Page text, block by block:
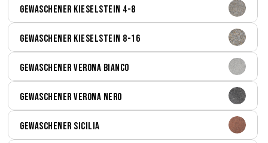
Gewaschener Kieselstein 4-8
Gewaschener Kieselstein 8-16
Gewaschener Verona bianco
Gewaschener Verona nero
Gewaschener Sicilia